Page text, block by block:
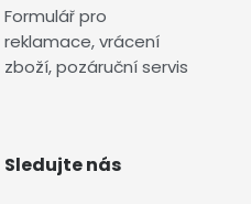
Formulář pro
reklamace, vrácení
zboží, pozáruční servis
Sledujte nás